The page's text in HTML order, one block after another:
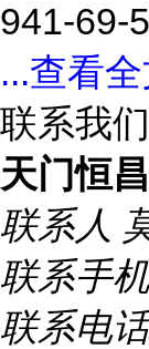
941-69-
...查看
联系我们
天门恒
联系人
联系手机
联系电话